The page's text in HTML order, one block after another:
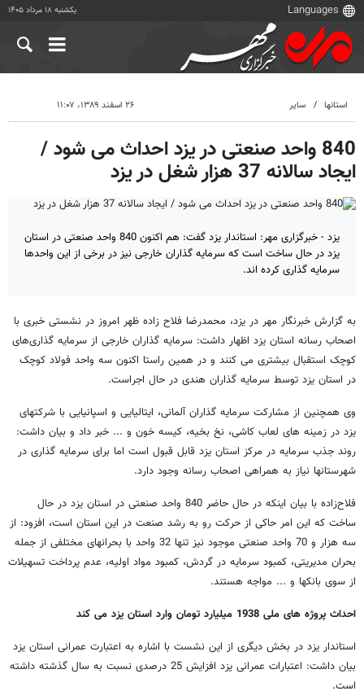
یکشنبه ۱۸ مرداد ۱۴۰۵
استانها سایر ۲۶ اسفند ۱۳۸۹، ۱۱:۰۷
840 واحد صنعتی در یزد احداث می شود /
ایجاد سالانه 37 هزار شغل در یزد
یزد - خبرگزاری مهر: استاندار یزد گفت: هم ‌اکنون 840 واحد صنعتی در استان
یزد در حال ساخت است که سرمایه گذاران خارجی نیز در برخی از این واحدها
سرمایه گذاری کرده اند.
به گزارش خبرنگار مهر در یزد، محمدرضا فلاح زاده ظهر امروز در نشستی خبری با
اصحاب رسانه استان یزد اظهار داشت: سرمایه ‌گذاران خارجی از سرمایه‌ گذاری‌های
کوچک استقبال بیشتری می ‌کنند و در همین راستا اکنون سه واحد فولاد کوچک
در استان یزد توسط سرمایه گذاران هندی در حال اجراست.
وی همچنین از مشارکت سرمایه گذاران آلمانی، ایتالیایی و اسپانیایی با شرکتهای
یزد در زمینه های لعاب کاشی، نخ بخیه، کیسه خون و ... خبر داد و بیان داشت:
روند جذب سرمایه در مرکز استان یزد قابل قبول است اما برای سرمایه گذاری در
شهرستانها نیاز به همراهی اصحاب رسانه وجود دارد.
فلاح‌زاده با بیان اینکه در حال حاضر 840 واحد صنعتی در استان یزد در حال
ساخت که این امر حاکی از حرکت رو به رشد صنعت در این استان است، افزود: از
سه هزار و 70 واحد صنعتی موجود نیز تنها 32 واحد با بحرانهای مختلفی از جمله
بحران مدیریتی، کمبود سرمایه در گردش، کمبود مواد اولیه، عدم پرداخت تسهیلات
از سوی بانکها و ... مواجه هستند.
احداث پروژه های ملی 1938 میلیارد تومان وارد استان یزد می کند
استاندار یزد در بخش دیگری از این نشست با اشاره به اعتبارت عمرانی استان یزد
بیان داشت: اعتبارات عمرانی یزد افزایش 25 درصدی نسبت به سال گذشته داشته
است.